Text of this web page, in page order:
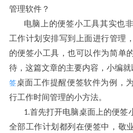
管理软件？
电脑上的便签小工具其实也
工作计划安排写到上面进行管理 ，
的便签小工具 ，也可以作为简单
待， 这篇文章的主要内容 ，小编就
签桌面工作提醒便签软件为例 ，
行工作时间管理的小方法。
1.首先打开电脑桌面上的便签
全部工作计划都列在便签中
， 敬